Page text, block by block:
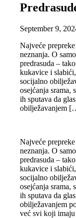
September 9,
Najveće
neznanja. O
predrasuda –
kukavice i
socijalno
osejćanja srama,
ih sputava da
obilježavanjem
Najveće
neznanja. O
predrasuda –
kukavice i
socijalno
osejćanja srama,
ih sputava da
obilježavanjem
već svi koji imaju